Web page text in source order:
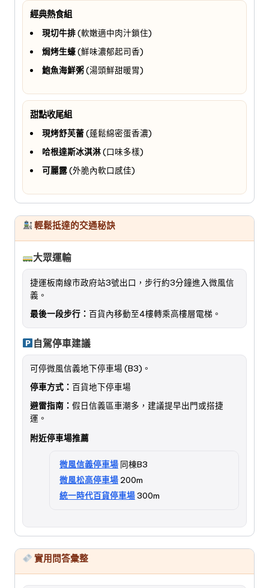
經典熱食組
現切牛排(軟嫩適中肉汁鎖住)
焗烤生蠔(鮮味濃郁起司香)
鮑魚海鮮粥(湯頭鮮甜暖胃)
甜點收尾組
現烤舒芙蕾(蓬鬆綿密蛋香濃)
哈根達斯冰淇淋(口味多樣)
可麗露(外脆內軟口感佳)
輕鬆抵達的交通秘訣
大眾運輸
捷運板南線市政府站3號出口，步行約3分鐘進入微風信
義。
最後一段步行： 百貨內移動至4樓轉乘高樓層電梯。
自駕停車建議
可停微風信義地下停車場 (B3)。
停車方式： 百貨地下停車場
避雷指南： 假日信義區車潮多，建議提早出門或搭捷
運。
附近停車場推薦
微風信義停車場 同棟B3
微風松高停車場 200m
統一時代百貨停車場300m
實用問答彙整